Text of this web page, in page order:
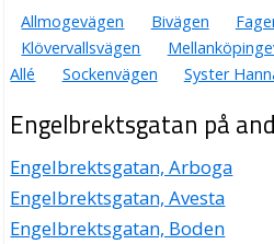
Allmogevägen Bivägen
Klövervallsvägen
Allé
Sockenvägen Syster
Engelbrektsgatan på
Engelbrektsgatan, Arboga
Engelbrektsgatan, Avesta
Engelbrektsgatan, Boden